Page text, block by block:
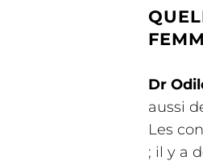
Dr
aussi
Les
; il y a